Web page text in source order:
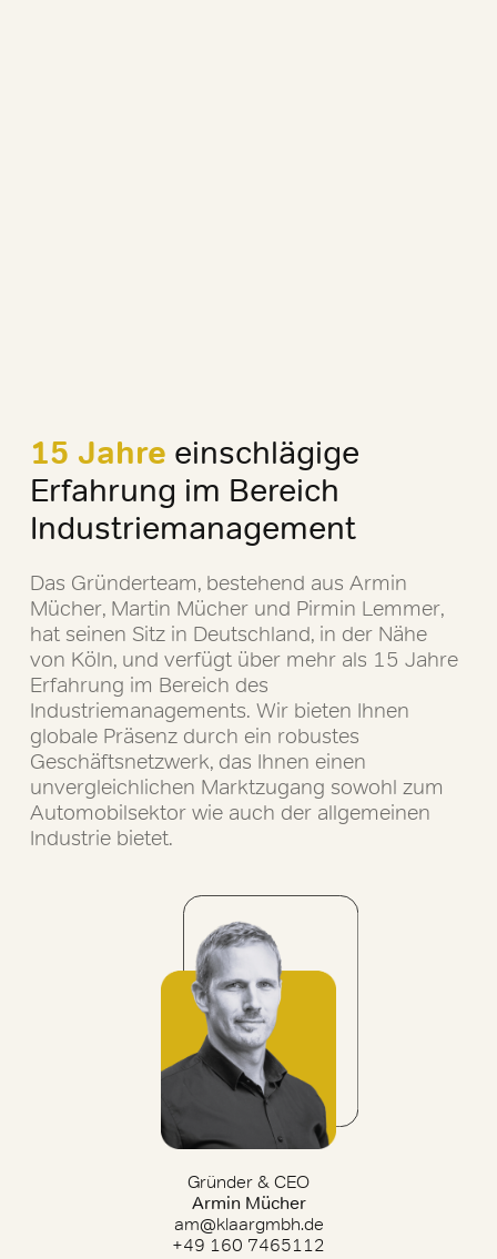
15 Jahre einschlägige
Erfahrung im Bereich
Industriemanagement
Das Gründerteam, bestehend aus Armin
Mücher, Martin Mücher und Pirmin Lemmer,
hat seinen Sitz in Deutschland, in der Nähe
von Köln, und verfügt über mehr als 15 Jahre
Erfahrung im Bereich des
Industriemanagements. Wir bieten Ihnen
globale Präsenz durch ein robustes
Geschäftsnetzwerk, das Ihnen einen
unvergleichlichen Marktzugang sowohl zum
Automobilsektor wie auch der allgemeinen
Industrie bietet.
Gründer & CEO
Armin Mücher
am@klaargmbh.de
+49 160 7465112